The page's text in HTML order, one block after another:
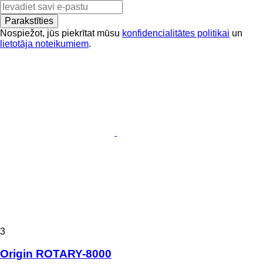
Parakstīties
Nospiežot, jūs piekrītat mūsu konfidencialitātes politikai un
lietotāja noteikumiem.
3
Origin ROTARY-8000